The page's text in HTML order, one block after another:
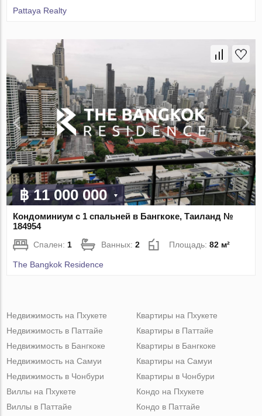
Pattaya Realty
฿ 11 000 000
Кондоминиум с 1 спальней в Бангкоке, Таиланд №
184954
Спален: 1 Ванных:2 Площадь:82 м²
The Bangkok Residence
Недвижимость на Пхукете
Недвижимость в Паттайе
Недвижимость в Бангкоке
Недвижимость на Самуи
Недвижимость в Чонбури
Квартиры на Пхукете
Квартиры в Паттайе
Квартиры в Бангкоке
Квартиры на Самуи
Квартиры в Чонбури
Виллы на Пхукете
Виллы в Паттайе
Кондо на Пхукете
Кондо в Паттайе